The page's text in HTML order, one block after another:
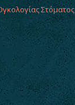
Στόματος